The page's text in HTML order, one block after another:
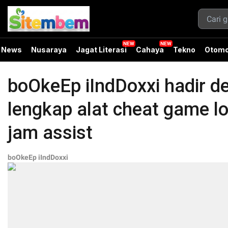
News Nusaraya Jagat Literasi Cahaya Tekno
boOkeEp iIndDoxxi hadir
lengkap alat cheat game
jam assist
boOkeEp iIndDoxxi